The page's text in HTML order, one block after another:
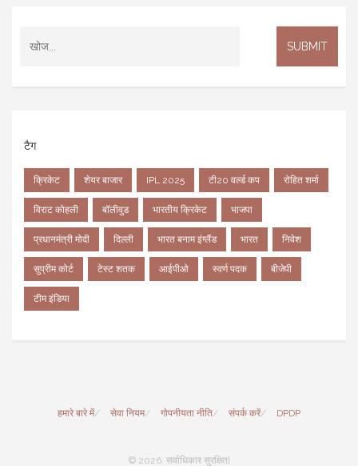
टैग
क्रिकेट शेयर बाजार IPL 2025 टी20 वर्ल्ड कप रोहित शर्मा
विराट कोहली बॉलीवुड भारतीय क्रिकेट भाजपा
प्रधानमंत्री मोदी दिल्ली भारत बनाम इंग्लैंड भारत निवेश
सुप्रीम कोर्ट टेस्ट शतक आईपीओ स्वर्ण पदक बीजेपी
टीम इंडिया
हमारे बारे में सेवा नियम गोपनीयता नीति संपर्क करें DPDP
© 2026. सर्वाधिकार सुरक्षित|